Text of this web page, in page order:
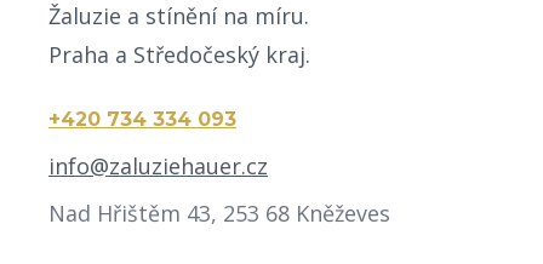
Žaluzie a stínění na míru.
Praha a Středočeský kraj.
+420 734 334 093
info@zaluziehauer.cz
Nad Hřištěm 43, 253 68 Kněževes